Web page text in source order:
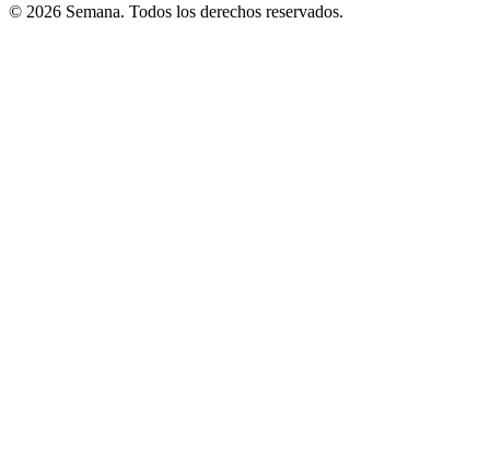
© 2026 Semana. Todos los derechos reservados.